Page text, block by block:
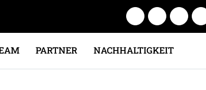
PARTNER NACHHALTIGKEIT